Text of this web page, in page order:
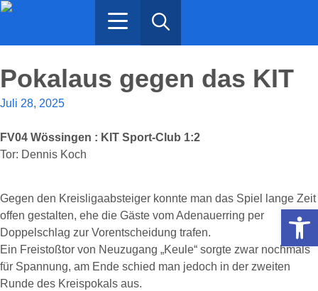
Pokalaus gegen das KIT
Juli 28, 2025
FV04 Wössingen : KIT Sport-Club 1:2
Tor: Dennis Koch
Gegen den Kreisligaabsteiger konnte man das Spiel lange Zeit
offen gestalten, ehe die Gäste vom Adenauerring per
Doppelschlag zur Vorentscheidung trafen.
Ein Freistoßtor von Neuzugang „Keule“ sorgte zwar nochmals
für Spannung, am Ende schied man jedoch in der zweiten
Runde des Kreispokals aus.